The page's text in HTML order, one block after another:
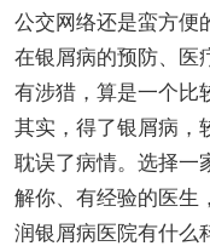
公交网络还是蛮方便
在银屑病的预防、医
有涉猎，算是一个比
其实，得了银屑病，
耽误了病情。选择一
解你、有经验的医生
润银屑病医院有什么